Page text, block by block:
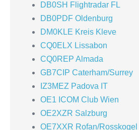
DB0SH Flightradar FL
DB0PDF Oldenburg
DM0KLE Kreis Kleve
CQ0ELX Lissabon
CQ0REP Almada
GB7CIP Caterham/Surrey
IZ3MEZ Padova IT
OE1 ICOM Club Wien
OE2XZR Salzburg
OE7XXR Rofan/Rosskogel